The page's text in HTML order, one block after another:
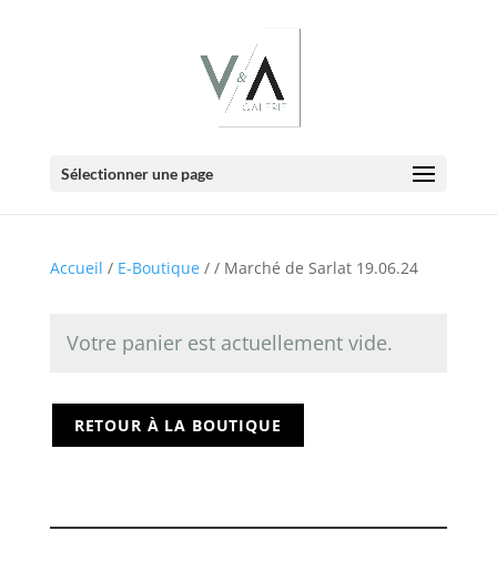
Sélectionner une page
E-BOUTIQUE
Votre panier
Accueil / E-Boutique/ / Marché de Sarlat 19.06.24
Votre panier est actuellement vide.
RETOUR À LA BOUTIQUE